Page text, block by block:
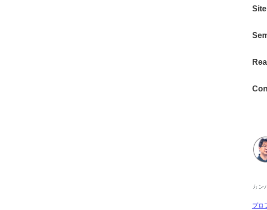
カン
プロ
じ
も
を
た
レ
分